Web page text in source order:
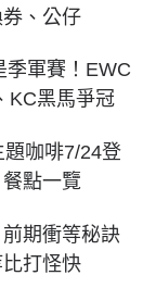
券、公仔
季軍賽！EWC
黑馬爭冠
題咖啡7/24登
點一覽
前期衝等秘訣
打怪快